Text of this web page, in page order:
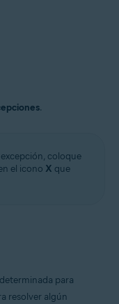
.
coloque
el icono X que
para
resolver algún